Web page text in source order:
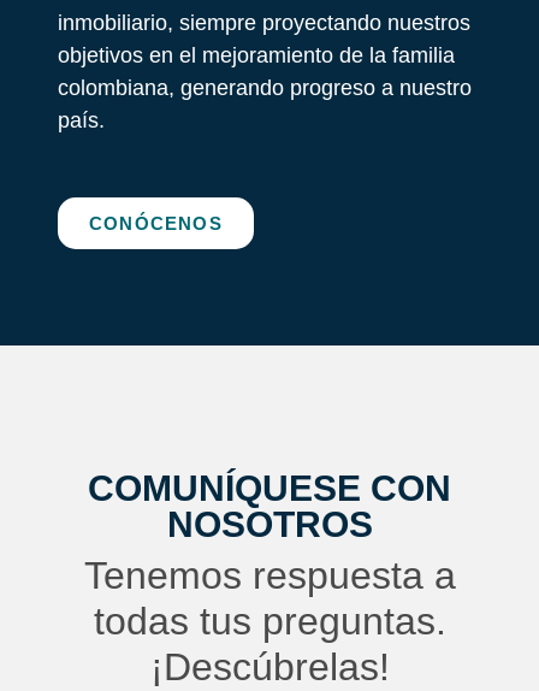
inmobiliario, siempre proyectando nuestros
objetivos en el mejoramiento de la familia
colombiana, generando progreso a nuestro
país.
CONÓCENOS
COMUNÍQUESE CON
NOSOTROS
Tenemos respuesta a
todas tus preguntas.
¡Descúbrelas!